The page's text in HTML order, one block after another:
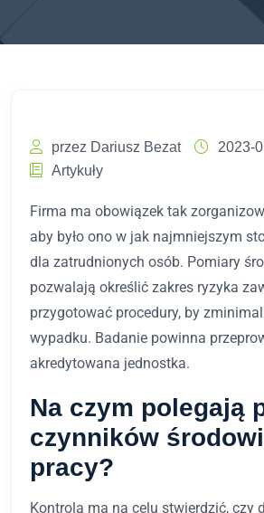
przez Dariusz Bezat
2023-
Artykuły
Firma ma obowiązek tak
aby było ono w jak najmniejszym
dla zatrudnionych osób. Pomiary
pozwalają określić zakres ryzyka
przygotować procedury, by
wypadku. Badanie powinna
akredytowana jednostka.
Na czym polegają
czynników
pracy?
Kontrola ma na celu stwierdzić, czy